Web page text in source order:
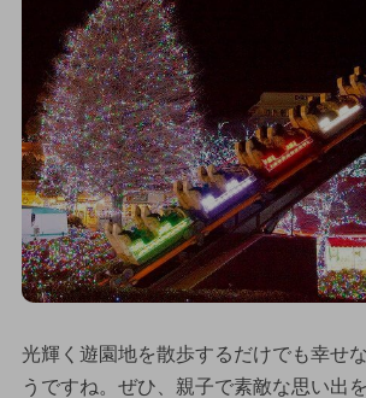
光輝く遊園地を散歩するだけでも幸せ
うですね。ぜひ、親子で素敵な思い出